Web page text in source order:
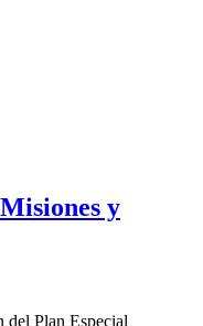
y
del Plan Especial